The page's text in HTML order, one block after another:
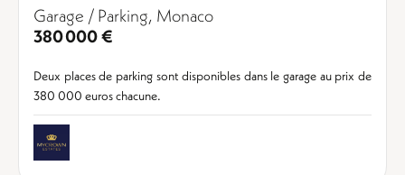
Garage / Parking, Monaco
380 000 €
Deux places de parking sont disponibles dans le garage au prix de
380 000 euros chacune.